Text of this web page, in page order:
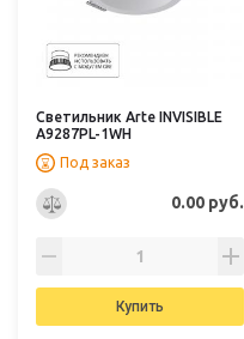
Светильник Arte INVISIBLE
A9287PL-1WH
Под заказ
0.00 руб.
Купить